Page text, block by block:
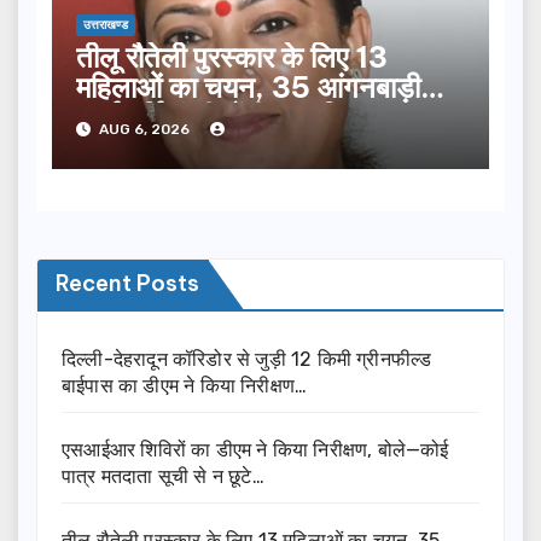
उत्तराखण्ड
तीलू रौतेली पुरस्कार के लिए 13
महिलाओं का चयन, 35 आंगनबाड़ी
कार्यकर्तियां भी होंगी सम्मानित…
AUG 6, 2026
Recent Posts
दिल्ली-देहरादून कॉरिडोर से जुड़ी 12 किमी ग्रीनफील्ड
बाईपास का डीएम ने किया निरीक्षण…
एसआईआर शिविरों का डीएम ने किया निरीक्षण, बोले—कोई
पात्र मतदाता सूची से न छूटे…